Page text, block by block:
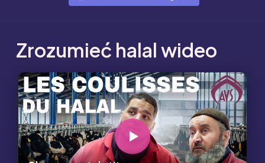
Zrozumieć halal wideo